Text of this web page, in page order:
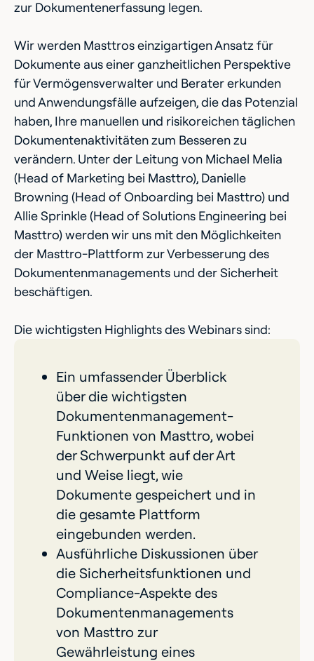
zur Dokumentenerfassung legen.
Wir werden Masttros einzigartigen Ansatz für
Dokumente aus einer ganzheitlichen Perspektive
für Vermögensverwalter und Berater erkunden
und Anwendungsfälle aufzeigen, die das Potenzial
haben, Ihre manuellen und risikoreichen täglichen
Dokumentenaktivitäten zum Besseren zu
verändern. Unter der Leitung von Michael Melia
(Head of Marketing bei Masttro), Danielle
Browning (Head of Onboarding bei Masttro) und
Allie Sprinkle (Head of Solutions Engineering bei
Masttro) werden wir uns mit den Möglichkeiten
der Masttro-Plattform zur Verbesserung des
Dokumentenmanagements und der Sicherheit
beschäftigen.
Die wichtigsten Highlights des Webinars sind:‍
Ein umfassender Überblick
über die wichtigsten
Dokumentenmanagement-
Funktionen von Masttro, wobei
der Schwerpunkt auf der Art
und Weise liegt, wie
Dokumente gespeichert und in
die gesamte Plattform
eingebunden werden.
Ausführliche Diskussionen über
die Sicherheitsfunktionen und
Compliance-Aspekte des
Dokumentenmanagements
von Masttro zur
Gewährleistung eines